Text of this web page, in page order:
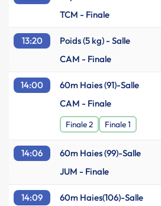
TCM - Finale
13:20 Poids (5 kg) - Salle
CAM - Finale
14:00 60m Haies (91)-Salle
CAM - Finale
Finale 2 Finale 1
14:06 60m Haies (99)-Salle
JUM - Finale
14:09 60m Haies(106)-Salle